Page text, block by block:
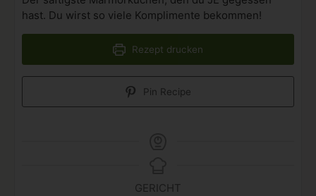
hast. Du wirst so viele Komplimente bekommen!
Rezept drucken
Pin Recipe
GERICHT